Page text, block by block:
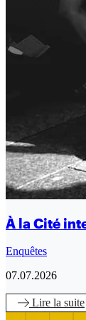
À la Cité
Enquêtes
07.07.2026
Lire la suite